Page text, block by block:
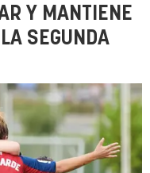
Y MANTIENE
SEGUNDA